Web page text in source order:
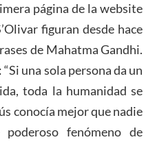
página de la website
figuran desde hace
de Mahatma Gandhi.
una sola persona da un
toda la humanidad se
conocía mejor que nadie
fenómeno de